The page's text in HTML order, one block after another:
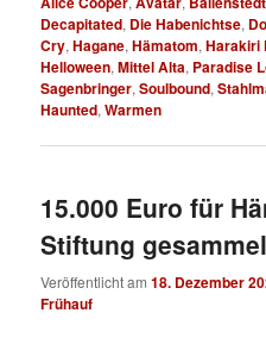
Decapitated, Die Habenichtse,
Cry,Hagane,Hämatom,Harakiri
Helloween,Mittel Alta, Paradise
Sagenbringer,Soulbound,
Haunted,Warmen
15.000 Euro für
Stiftung
Veröffentlicht am18. Dezember
Frühauf